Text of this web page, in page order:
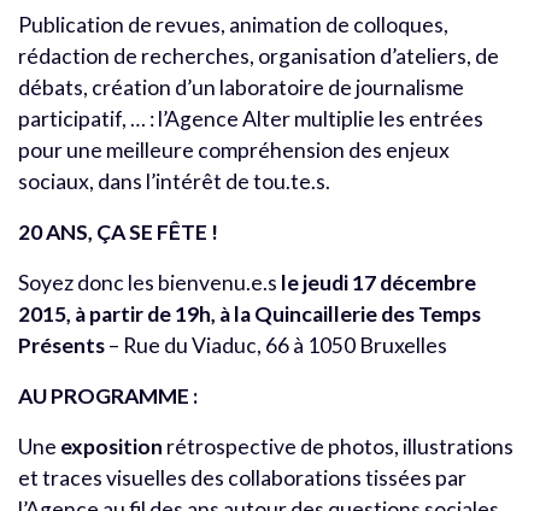
Publication de revues, animation de colloques,
rédaction de recherches, organisation d’ateliers, de
débats, création d’un laboratoire de journalisme
participatif, … : l’Agence Alter multiplie les entrées
pour une meilleure compréhension des enjeux
sociaux, dans l’intérêt de tou.te.s.
20 ANS, ÇA SE FÊTE !
Soyez donc les bienvenu.e.s le jeudi 17 décembre
2015, à partir de 19h, à la Quincaillerie des Temps
Présents– Rue du Viaduc, 66 à 1050 Bruxelles
AU PROGRAMME :
Une exposition rétrospective de photos, illustrations
et traces visuelles des collaborations tissées par